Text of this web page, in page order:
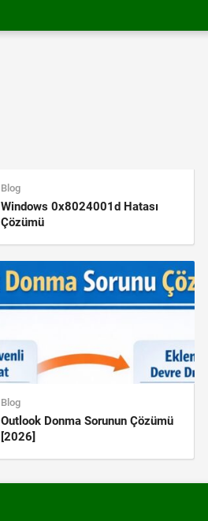
Blog
Windows 0x8024001d Hatası
Çözümü
Blog
Outlook Donma Sorunun Çözümü
[2026]